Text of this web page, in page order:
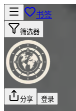
书签
筛选器
分享 登录